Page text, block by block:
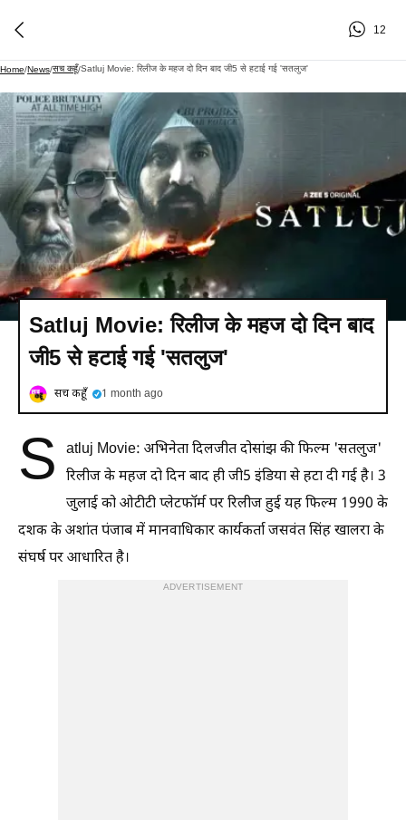
12
Home/News/सच कहूँ/Satluj Movie: रिलीज के महज दो दिन बाद जी5 से हटाई गई 'सतलुज'
Satluj Movie: रिलीज के महज दो दिन बाद
जी5 से हटाई गई 'सतलुज'
सच कहूँ 1 month ago
S
atluj Movie: अभिनेता दिलजीत दोसांझ की फिल्म 'सतलुज'
रिलीज के महज दो दिन बाद ही जी5 इंडिया से हटा दी गई है। 3
जुलाई को ओटीटी प्लेटफॉर्म पर रिलीज हुई यह फिल्म 1990 के
दशक के अशांत पंजाब में मानवाधिकार कार्यकर्ता जसवंत सिंह खालरा के
संघर्ष पर आधारित है।
ADVERTISEMENT